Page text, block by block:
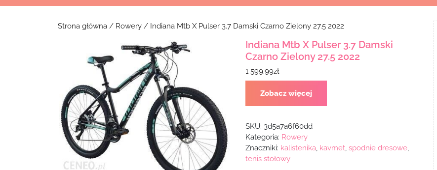
Strona główna / Rowery / Indiana Mtb X Pulser 3.7 Damski Czarno Zielony 27.5 2022
Indiana Mtb X Pulser 3.7 Damski
Czarno Zielony 27.5 2022
1 599.99zł
Zobacz więcej
SKU: 3d5a7a6f60dd
Kategoria: Rowery
Znaczniki: kalistenika kavmet, spodnie dresowe,
tenis stołowy